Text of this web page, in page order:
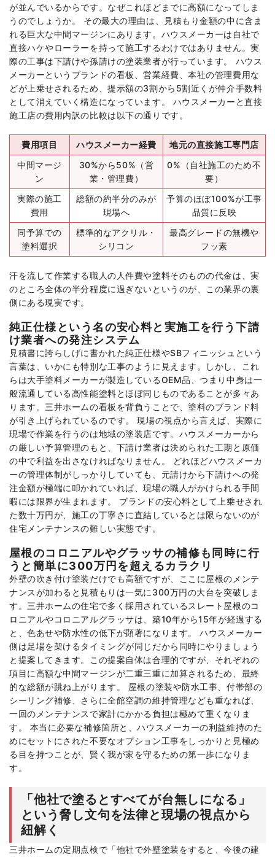
が並んでいるからです。なぜこれほどまでに高額になってしま
うのでしょうか。 その最大の理由は、見積もり金額の中に含ま
れる巨大な中間マージンにあります。ハウスメーカーは自社で
直接ハケやローラーを持って施工するわけではありません。実
際の工事は下請けや孫請けの塗装業者が行っています。 ハウス
メーカーというブランドの看板、営業経費、本社の管理費用な
どが上乗せされるため、提示額の3割から5割近くが仲介手数料
として消えていく構造になっています。 ハウスメーカーと直接
施工店の費用内訳の比較は以下の通りです。
費用項目 ハウスメーカー経費
地元の直接施工専門店
中間マージ
ン
30%から50%（営
業・管理費）
0%（自社施工のため不
要）
実際の施工
費用
総額の約半分のみが
現場へ
予算のほぼ100%が工事
品質に反映
同予算での
塗料選択
標準的なアクリル・
シリコン
最高グレードの無機や
フッ素
汗を流して作業する職人の人件費や塗料そのものの代金は、実
のところ全体の半分程度に過ぎないというのが、この業界の裏
側にある現実です。
純正仕様という名の安心料と実施工を行う下請
け業者への発注システム
見積書に誇らしげに書かれた純正仕様やSBフィニッシュという
言葉は、いかにも特別な工事のように見えます。しかし、これ
らは大手塗料メーカーが製造しているOEM品、つまり中身は一
般流通している高性能塗料とほぼ同じものであることが多々あ
ります。三井ホームの看板を背負うことで、塗料のブランド料
が引き上げられているのです。 現場の視点から言えば、実際に
現場で作業を行うのは地域の塗装店です。ハウスメーカーから
の厳しい予算管理のもと、下請け業者は決められた工期と原価
の中で利益を出さなければなりません。 どれほどハウスメーカ
ーの管理体制がしっかりしていても、元請けから下請けへの発
注金額が極端に叩かれていれば、現場の職人がかけられる手間
暇には限界が生まれます。 ブランドの安心料として上乗せされ
た数十万円が、施工の丁寧さに直結しているとは限らないのが
住宅メンテナンスの難しい実態です。
屋根のコロニアルやグラッサの補修も同時に行
うと簡単に300万円を超えるカラクリ
外壁の吹き付け塗装だけでも高額ですが、ここに屋根のメンテ
ナンスが加わると見積もりは一気に300万円の大台を突破しま
す。三井ホームの住宅で多く採用されているスレート屋根のコ
ロニアルやコロニアルグラッサは、築10年から15年が経過する
と、色あせや防水性の低下が顕著になります。 ハウスメーカー
側は足場を架けるタイミングが同じだから同時にやりましょう
と提案してきます。この提案自体は合理的ですが、それぞれの
項目に高額な中間マージンが二重三重に加算されるため、最終
的な総額が跳ね上がります。 屋根の塗装や防水工事、付帯部の
シーリング補修、さらに全館空調の維持管理なども重なれば、
一回のメンテナンスで家計にかかる負担は極めて重くなりま
す。 本当に必要な補修箇所と、ハウスメーカーの利益維持のた
めにセットにされた不要なオプション工事をしっかりと見極め
る目を持つことが、賢く我が家を守るための第一歩になりま
す。
「他社で塗るとすべてが台無しになる」
という脅し文句を法律と現場の視点から
紐解く
三井ホームの定期点検で「他社で外壁塗装をすると、今後の建